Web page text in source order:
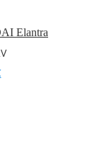
Elantra